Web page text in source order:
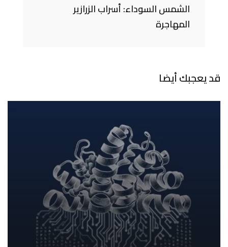
الشمس السوداء: أسراب الزرازير
المهاجرة
قد يعجبك أيضا